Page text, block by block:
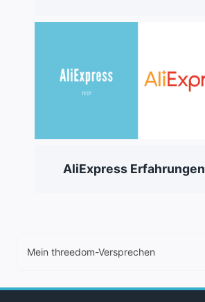
AliExpress Erfahrungen
Mein threedom-Versprechen